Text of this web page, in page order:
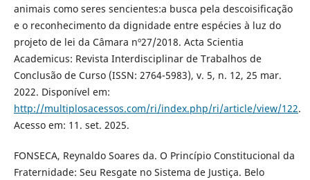
animais como seres sencientes:a busca pela descoisificação
e o reconhecimento da dignidade entre espécies à luz do
projeto de lei da Câmara nº27/2018. Acta Scientia
Academicus: Revista Interdisciplinar de Trabalhos de
Conclusão de Curso (ISSN: 2764-5983), v. 5, n. 12, 25 mar.
2022. Disponível em:
http://multiplosacessos.com/ri/index.php/ri/article/view/122.
Acesso em: 11. set. 2025.
FONSECA, Reynaldo Soares da. O Princípio Constitucional da
Fraternidade: Seu Resgate no Sistema de Justiça. Belo